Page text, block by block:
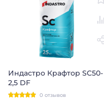
Индастро Крафтор SC50-
2,5 DF
0 отзывов